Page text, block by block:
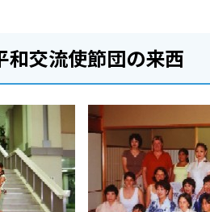
交流使節団の来西